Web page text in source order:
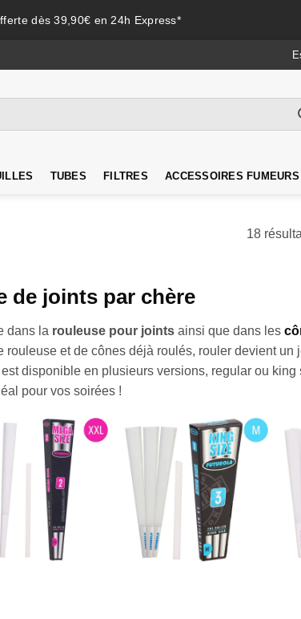
dès 39,90€ en 24h Express*
TUBES FILTRES ACCESSOIRES FUMEURS
18
de joints par chère
dans la rouleuse pour joints ainsi que dans les
rouleuse et de cônes déjà roulés, rouler devient un
est disponible en plusieurs versions, regular ou
pour vos soirées !